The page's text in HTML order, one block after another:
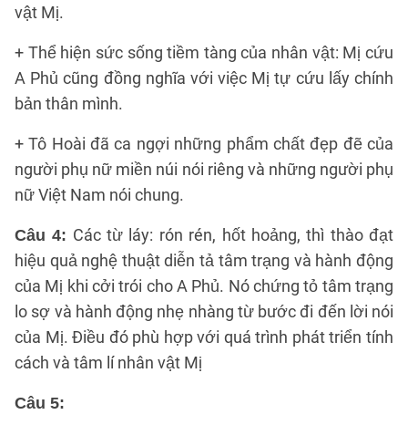
vật Mị.
+ Thể hiện sức sống tiềm tàng của nhân vật: Mị cứu
A Phủ cũng đồng nghĩa với việc Mị tự cứu lấy chính
bản thân mình.
+ Tô Hoài đã ca ngợi những phẩm chất đẹp đẽ của
người phụ nữ miền núi nói riêng và những người phụ
nữ Việt Nam nói chung.
Câu 4: Các từ láy: rón rén, hốt hoảng, thì thào đạt
hiệu quả nghệ thuật diễn tả tâm trạng và hành động
của Mị khi cởi trói cho A Phủ. Nó chứng tỏ tâm trạng
lo sợ và hành động nhẹ nhàng từ bước đi đến lời nói
của Mị. Điều đó phù hợp với quá trình phát triển tính
cách và tâm lí nhân vật Mị
Câu 5: